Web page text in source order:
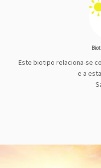
Este biotipo relaciona-se
e a